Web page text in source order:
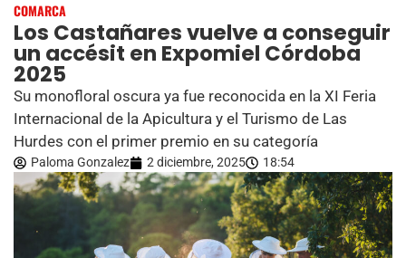
COMARCA
Los Castañares vuelve a conseguir
un accésit en Expomiel Córdoba
2025
Su monofloral oscura ya fue reconocida en la XI Feria
Internacional de la Apicultura y el Turismo de Las
Hurdes con el primer premio en su categoría
Paloma Gonzalez 2 diciembre, 2025 18:54